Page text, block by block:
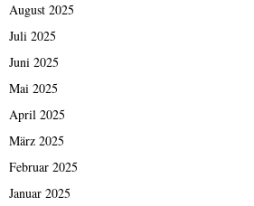
August 2025
Juli 2025
Juni 2025
Mai 2025
April 2025
März 2025
Februar 2025
Januar 2025